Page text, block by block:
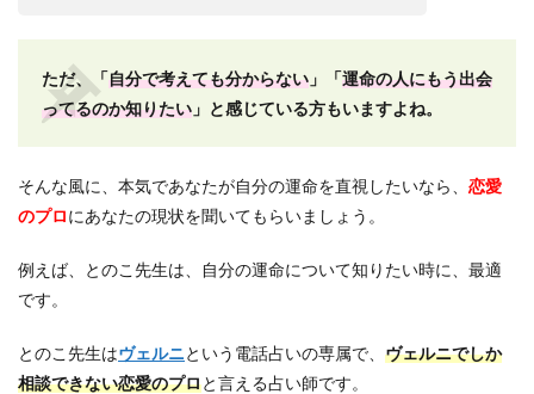
ただ、「自分で考えても分からない 」「運命の人にもう出会
ってるのか知りたい 」と感じている方もいますよね。
そんな風に、本気であなたが自分の運命を直視したいなら、 恋愛
のプロにあなたの現状を聞いてもらいましょう。
例えば、とのこ先生は、自分の運命について知りたい時に、最適
です。
とのこ先生はヴェルニという電話占いの専属で、 ヴェルニでしか
相談できない恋愛のプロと言える占い師です。